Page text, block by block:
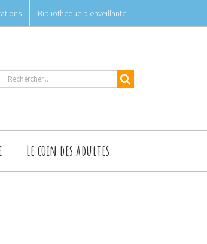
Bibliothèque bienveillante
Rechercher
Le coin des adultes